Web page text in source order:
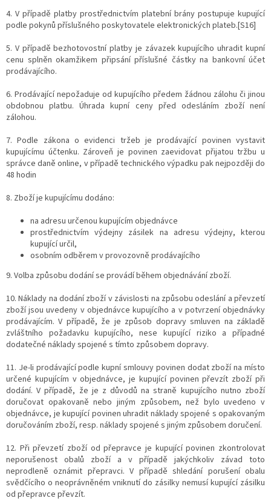
4. V případě platby prostřednictvím platební brány postupuje kupující
podle pokynů příslušného poskytovatele elektronických plateb.[S16]
5. V případě bezhotovostní platby je závazek kupujícího uhradit kupní
cenu splněn okamžikem připsání příslušné částky na bankovní účet
prodávajícího.
6. Prodávající nepožaduje od kupujícího předem žádnou zálohu či jinou
obdobnou platbu. Úhrada kupní ceny před odesláním zboží není
zálohou.
7. Podle zákona o evidenci tržeb je prodávající povinen vystavit
kupujícímu účtenku. Zároveň je povinen zaevidovat přijatou tržbu u
správce daně online, v případě technického výpadku pak nejpozději do
48 hodin
8. Zboží je kupujícímu dodáno:
na adresu určenou kupujícím objednávce
prostřednictvím výdejny zásilek na adresu výdejny, kterou
kupující určil,
osobním odběrem v provozovně prodávajícího
9. Volba způsobu dodání se provádí během objednávání zboží.
10. Náklady na dodání zboží v závislosti na způsobu odeslání a převzetí
zboží jsou uvedeny v objednávce kupujícího a v potvrzení objednávky
prodávajícím. V případě, že je způsob dopravy smluven na základě
zvláštního požadavku kupujícího, nese kupující riziko a případné
dodatečné náklady spojené s tímto způsobem dopravy.
11. Je-li prodávající podle kupní smlouvy povinen dodat zboží na místo
určené kupujícím v objednávce, je kupující povinen převzít zboží při
dodání. V případě, že je z důvodů na straně kupujícího nutno zboží
doručovat opakovaně nebo jiným způsobem, než bylo uvedeno v
objednávce, je kupující povinen uhradit náklady spojené s opakovaným
doručováním zboží, resp. náklady spojené s jiným způsobem doručení.
12. Při převzetí zboží od přepravce je kupující povinen zkontrolovat
neporušenost obalů zboží a v případě jakýchkoliv závad toto
neprodleně oznámit přepravci. V případě shledání porušení obalu
svědčícího o neoprávněném vniknutí do zásilky nemusí kupující zásilku
od přepravce převzít.